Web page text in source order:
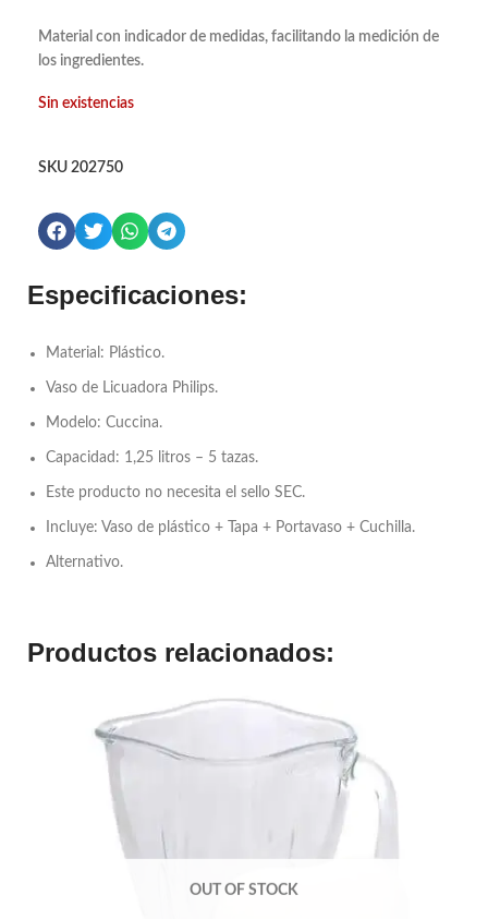
Material con indicador de medidas, facilitando la medición de
los ingredientes.
Sin existencias
SKU 202750
Especificaciones:
Material: Plástico.
Vaso de Licuadora Philips.
Modelo: Cuccina.
Capacidad: 1,25 litros – 5 tazas.
Este producto no necesita el sello SEC.
Incluye: Vaso de plástico + Tapa + Portavaso + Cuchilla.
Alternativo.
Productos relacionados:
OUT OF STOCK